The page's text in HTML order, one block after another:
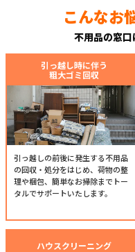
こんなお
不用品の窓口
引っ越し時に伴う
粗大ゴミ回収
引っ越しの前後に発生する不用品
の回収・処分をはじめ、荷物の整
理や梱包、簡単なお掃除までトー
タルでサポートいたします。
ハウスクリーニング